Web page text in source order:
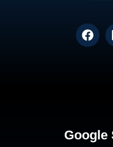
Google